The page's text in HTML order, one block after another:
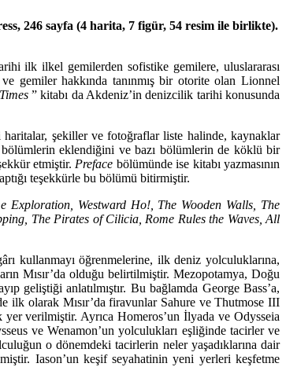
246 sayfa (4 harita, 7 figür, 54 resim ile birlikte).
ilk ilkel gemilerden sofistike gemilere, uluslararası
gemiler hakkında tanınmış bir otorite olan Lionnel
” kitabı da Akdeniz’in denizcilik tarihi konu­sunda
haritalar, şekiller ve fotoğraflar liste halinde, kaynaklar
bölümlerin eklendi­ğini ve bazı bölümlerin de köklü bir
etmiştir. Preface bölümünde ise kitabı yazmasının
teşekkürle bu bölümü bitirmiştir.
Westward Ho!, The Wooden Walls, The
The Pirates of Cilicia, Rome Rules the Waves, All
kullanmayı öğrenmelerine, ilk deniz yolculuklarına,
Mısır’da olduğu be­lirtilmiştir. Mezopotamya, Doğu
geliştiği anlatılmıştır. Bu bağlamda George Bass’a,
ilk olarak Mısır’da firavunlar Sahure ve Thutmose III
verilmiştir. Ayrıca Homeros’un İlyada ve Odysseia
ve Wenamon’un yolculukları eşli­ğinde tacirler ve
o dönemdeki tacirlerin neler yaşadıklarına dair
Ia­son’un keşif seyahatinin yeni yerleri keşfetme